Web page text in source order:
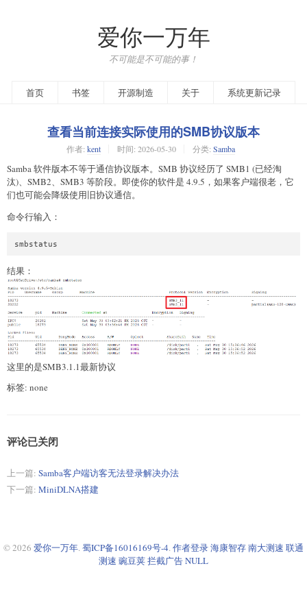
爱你一万年
不可能是不可能的事！
首页 书签 开源制造 关于 系统更新记录
查看当前连接实际使用的SMB协议版本
作者: kent 时间: 2026-05-30 分类: Samba
Samba 软件版本不等于通信协议版本。SMB 协议经历了 SMB1 (已经淘
汰)、SMB2、SMB3 等阶段。即使你的软件是 4.9.5，如果客户端很老，它
们也可能会降级使用旧协议通信。
命令行输入：
结果：
这里的是SMB3.1.1最新协议
标签: none
评论已关闭
上一篇: Samba客户端访客无法登录解决办法
下一篇: MiniDLNA搭建
© 2026 爱你一万年. 蜀ICP备16016169号-4. 作者登录海康智存南大测速 联通
测速 豌豆荚拦截广告NULL